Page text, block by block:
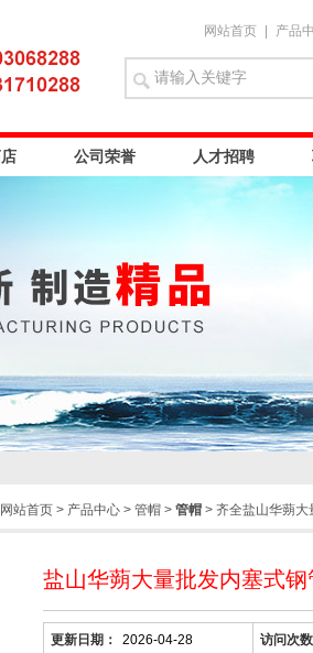
网站首页 产品
公司荣誉 人才招聘
网站首页> 产品中心> 管帽> 管帽> 齐全盐山华蒴大
盐山华蒴大量批发内塞式
更新日期： 2026-04-28 访问次数